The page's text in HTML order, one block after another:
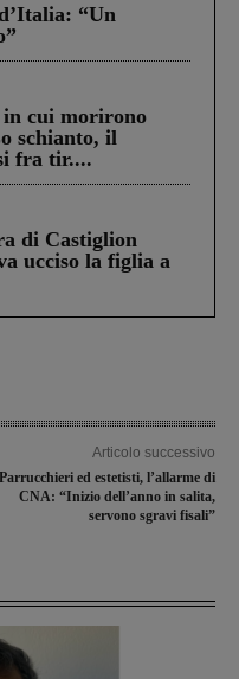
“Un
in cui morirono
schianto, il
fra tir....
di Castiglion
ucciso la figlia a
Articolo successivo
Parrucchieri ed estetisti, l’allarme di
CNA: “Inizio dell’anno in salita,
servono sgravi fisali”